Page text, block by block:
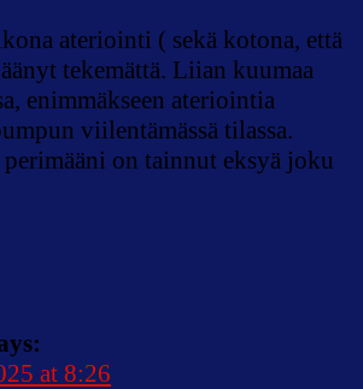
ateriointi ( sekä kotona, että
tekemättä. Liian kuumaa
enimmäkseen ateriointia
viilentämässä tilassa.
perimääni on tainnut eksyä joku
at 8:26